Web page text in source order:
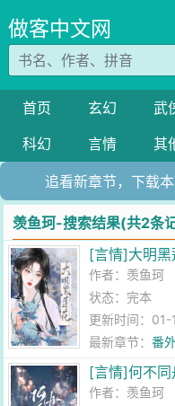
做客中文网
首页 玄幻 武
科幻
言情 其
追看新章节，下载
羡鱼珂-搜索结果(共2条
[言情]大明黑
作者： 羡鱼珂
状态：完本
更新时间：
最新章节：番
[言情]何不同
作者： 羡鱼珂